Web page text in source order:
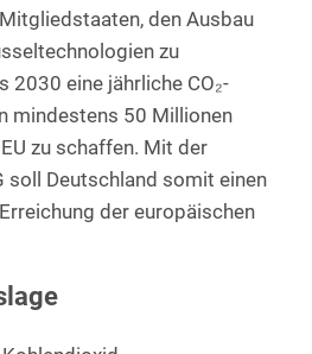
den Ausbau
zu
2030 eine jährliche CO₂-
mindestens 50 Millionen
zu schaffen. Mit der
soll Deutschland somit einen
der europäischen